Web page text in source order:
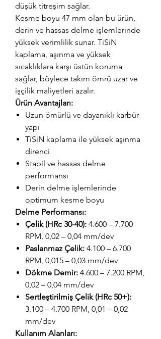
düşük titreşim sağlar.
Kesme boyu 47 mm olan bu ürün,
derin ve hassas delme işlemlerinde
yüksek verimlilik sunar. TiSiN
kaplama, aşınma ve yüksek
sıcaklıklara karşı üstün koruma
sağlar, böylece takım ömrü uzar ve
işçilik maliyetleri azalır.
Ürün Avantajları:
Uzun ömürlü ve dayanıklı karbür
yapı
TiSiN kaplama ile yüksek aşınma
direnci
Stabil ve hassas delme
performansı
Derin delme işlemlerinde
optimum kesme boyu
Delme Performansı:
Çelik (HRc 30-40): 4.600 – 7.700
RPM, 0,02 – 0,04 mm/dev
Paslanmaz Çelik: 4.100 – 6.700
RPM, 0,015 – 0,03 mm/dev
Dökme Demir: 4.600 – 7.200 RPM,
0,02 – 0,04 mm/dev
Sertleştirilmiş Çelik (HRc 50+):
3.100 – 4.700 RPM, 0,01 – 0,02
mm/dev
Kullanım Alanları: